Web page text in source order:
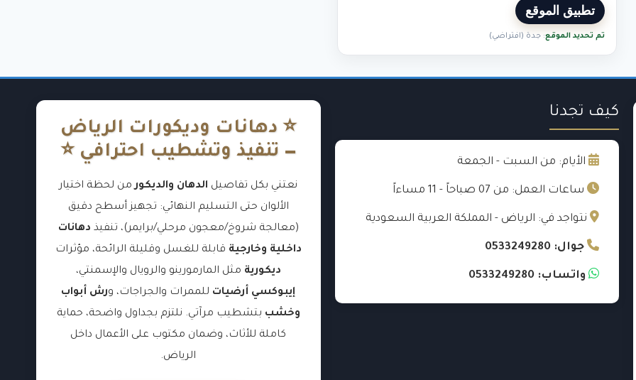
تطبيق الموقع
تم تحديد الموقع: جدة (افتراضي)
كيف تجدنا
الأيام: من السبت - الجمعة
ساعات العمل: من 07 صباحاً - 11 مساءاً
نتواجد في: الرياض - المملكة العربية السعودية
جوال: 0533249280
واتساب: 0533249280
⭐ دهانات وديكورات الرياض
— تنفيذ وتشطيب احترافي ⭐
نعتني بكل تفاصيل الدهان والديكورمن لحظة اختيار
الألوان حتى التسليم النهائي: تجهيز أسطح دقيق
(معالجة شروخ/معجون مرحلي/برايمر)، تنفيذ دهانات
داخلية وخارجية قابلة للغسل وقليلة الرائحة، مؤثرات
ديكورية مثل المارمورينو والرويال والإسمنتي،
إيبوكسي أرضيات للممرات والجراجات، ورش أبواب
وخشب بتشطيب مرآتي. نلتزم بجداول واضحة، حماية
كاملة للأثاث، وضمان مكتوب على الأعمال داخل
الرياض.